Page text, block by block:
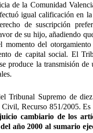
de la Comunidad
igual calificación en
de suscripción
de su hijo, añadiendo
momento del otorgamiento
de capital social. El
produce la transmisión de
Tribunal Supremo de
Recurso 851/2005. Es
cambiario de los
año 2000 al sumario